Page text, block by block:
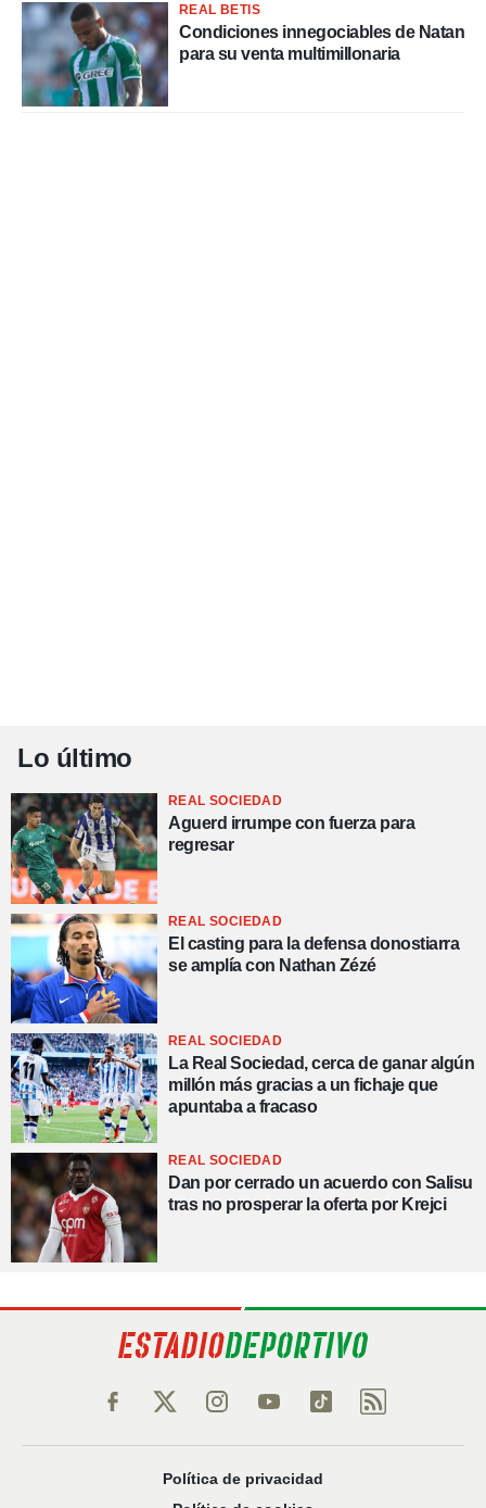
REAL BETIS
Condiciones innegociables de Natan
para su venta multimillonaria
Lo último
REAL SOCIEDAD
Aguerd irrumpe con fuerza para
regresar
REAL SOCIEDAD
El casting para la defensa donostiarra
se amplía con Nathan Zézé
REAL SOCIEDAD
La Real Sociedad, cerca de ganar algún
millón más gracias a un fichaje que
apuntaba a fracaso
REAL SOCIEDAD
Dan por cerrado un acuerdo con Salisu
tras no prosperar la oferta por Krejci
Política de privacidad